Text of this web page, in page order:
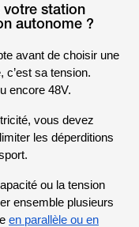
votre station
autonome ?
avant de choisir une
c’est sa tension.
encore 48V.
vous devez
les déperditions
ou la tension
ensemble plusieurs
en parallèle ou en